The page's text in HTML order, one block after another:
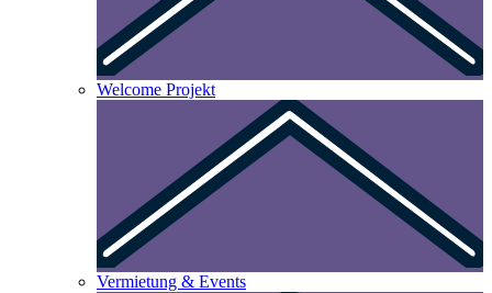
Welcome Projekt
Vermietung & Events